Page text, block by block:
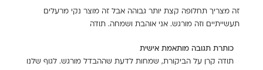
זה מצריך תחלופה קצת יותר גבוהה אבל זה מוצר נקי מרעלים
תעשייתיים וזה מורגש. אני אוהבת ושמחה. תודה
הערות
כותרת תגובה מותאמת אישית